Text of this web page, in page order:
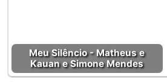
Meu Silêncio - Matheus e
Kauan e Simone Mendes